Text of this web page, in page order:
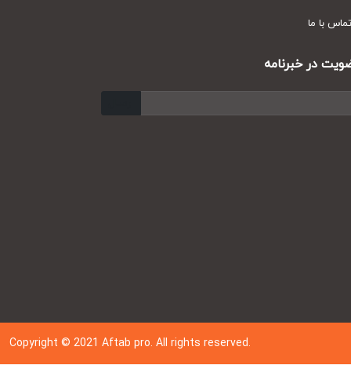
با ما
در خبرنامه
Copyright © 202 1Aftab pro. All rights reserved.